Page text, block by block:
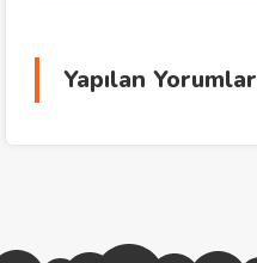
Yapılan Yorumlar